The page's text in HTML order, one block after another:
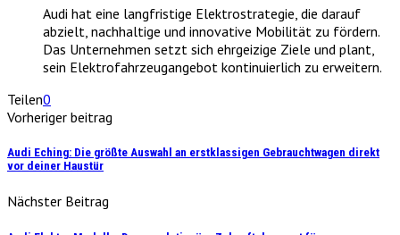
Audi hat eine langfristige Elektrostrategie, die darauf
abzielt, nachhaltige und innovative Mobilität zu fördern.
Das Unternehmen setzt sich ehrgeizige Ziele und plant,
sein Elektrofahrzeugangebot kontinuierlich zu erweitern.
Teilen0
Vorheriger beitrag
Audi Eching: Die größte Auswahl an erstklassigen Gebrauchtwagen direkt
vor deiner Haustür
Nächster Beitrag